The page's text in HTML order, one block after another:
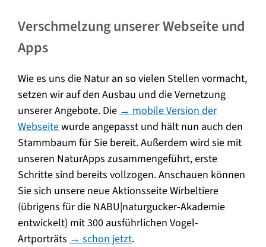
Verschmelzung unserer Webseite und
Apps
Wie es uns die Natur an so vielen Stellen vormacht,
setzen wir auf den Ausbau und die Vernetzung
unserer Angebote. Die → mobile Version der
Webseitewurde angepasst und hält nun auch den
Stammbaum für Sie bereit. Außerdem wird sie mit
unseren NaturApps zusammengeführt, erste
Schritte sind bereits vollzogen. Anschauen können
Sie sich unsere neue Aktionsseite Wirbeltiere
(übrigens für die NABU|naturgucker-Akademie
entwickelt) mit 300 ausführlichen Vogel-
Artporträts → schon jetzt.